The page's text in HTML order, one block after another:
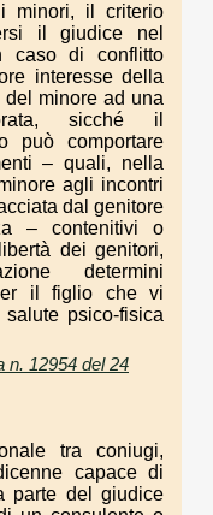
minori, il criterio
il giudice nel
caso di conflitto
interesse della
minore ad una
sicché il
può comportare
– quali, nella
agli incontri
dal genitore
– contenitivi o
dei genitori,
determini
il figlio che vi
psico-fisica
n. 12954 del 24
tra coniugi,
capace di
parte del giudice